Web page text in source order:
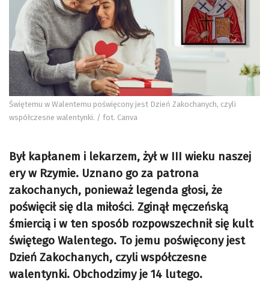
Świętemu w Walentemu poświęcony jest Dzień Zakochanych, czyli
współczesne walentynki. / fot. Canva
Był kapłanem i lekarzem, żył w III wieku naszej
ery w Rzymie. Uznano go za patrona
zakochanych, ponieważ legenda głosi, że
poświęcił się dla miłości. Zginął męczeńską
śmiercią i w ten sposób rozpowszechnił się kult
świętego Walentego. To jemu poświęcony jest
Dzień Zakochanych, czyli współczesne
walentynki. Obchodzimy je 14 lutego.